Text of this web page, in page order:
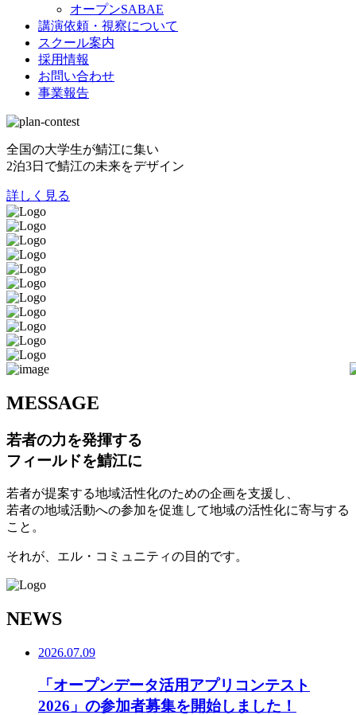
オープンSABAE
講演依頼・視察について
スクール案内
採用情報
お問い合わせ
事業報告
全国の大学生が鯖江に集い
2泊3日で鯖江の未来をデザイン
詳しく見る
MESSAGE
若者の力を発揮する
フィールドを鯖江に
若者が提案する地域活性化のための企画を支援し、
若者の地域活動への参加を促進して地域の活性化に寄与する
こと。
それが、エル・コミュニティの目的です。
NEWS
2026.07.09
「オープンデータ活用アプリコンテスト
2026」の参加者募集を開始しました！